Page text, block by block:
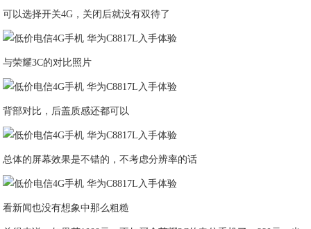
可以选择开关4G，关闭后就没有双待了
与荣耀3C的对比照片
背部对比，后盖质感还都可以
总体的屏幕效果是不错的，不考虑分辨率的话
看新闻也没有想象中那么粗糙